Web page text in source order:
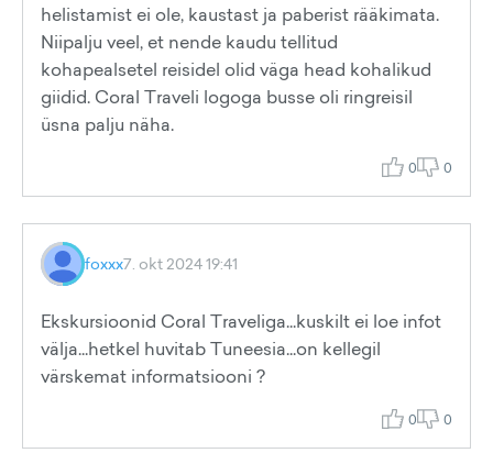
helistamist ei ole, kaustast ja paberist rääkimata.
Niipalju veel, et nende kaudu tellitud
kohapealsetel reisidel olid väga head kohalikud
giidid. Coral Traveli logoga busse oli ringreisil
üsna palju näha.
0 0
foxxx7. okt 2024 19:41
Ekskursioonid Coral Traveliga...kuskilt ei loe infot
välja...hetkel huvitab Tuneesia...on kellegil
värskemat informatsiooni ?
0 0